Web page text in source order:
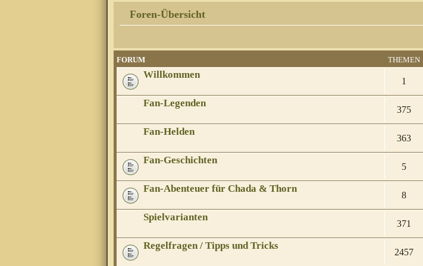
Foren-Übersicht
FORUM THEMEN
Willkommen
1
Fan-Legenden
375
Fan-Helden
363
Fan-Geschichten
5
Fan-Abenteuer für Chada & Thorn
8
Spielvarianten
371
Regelfragen / Tipps und Tricks
2457